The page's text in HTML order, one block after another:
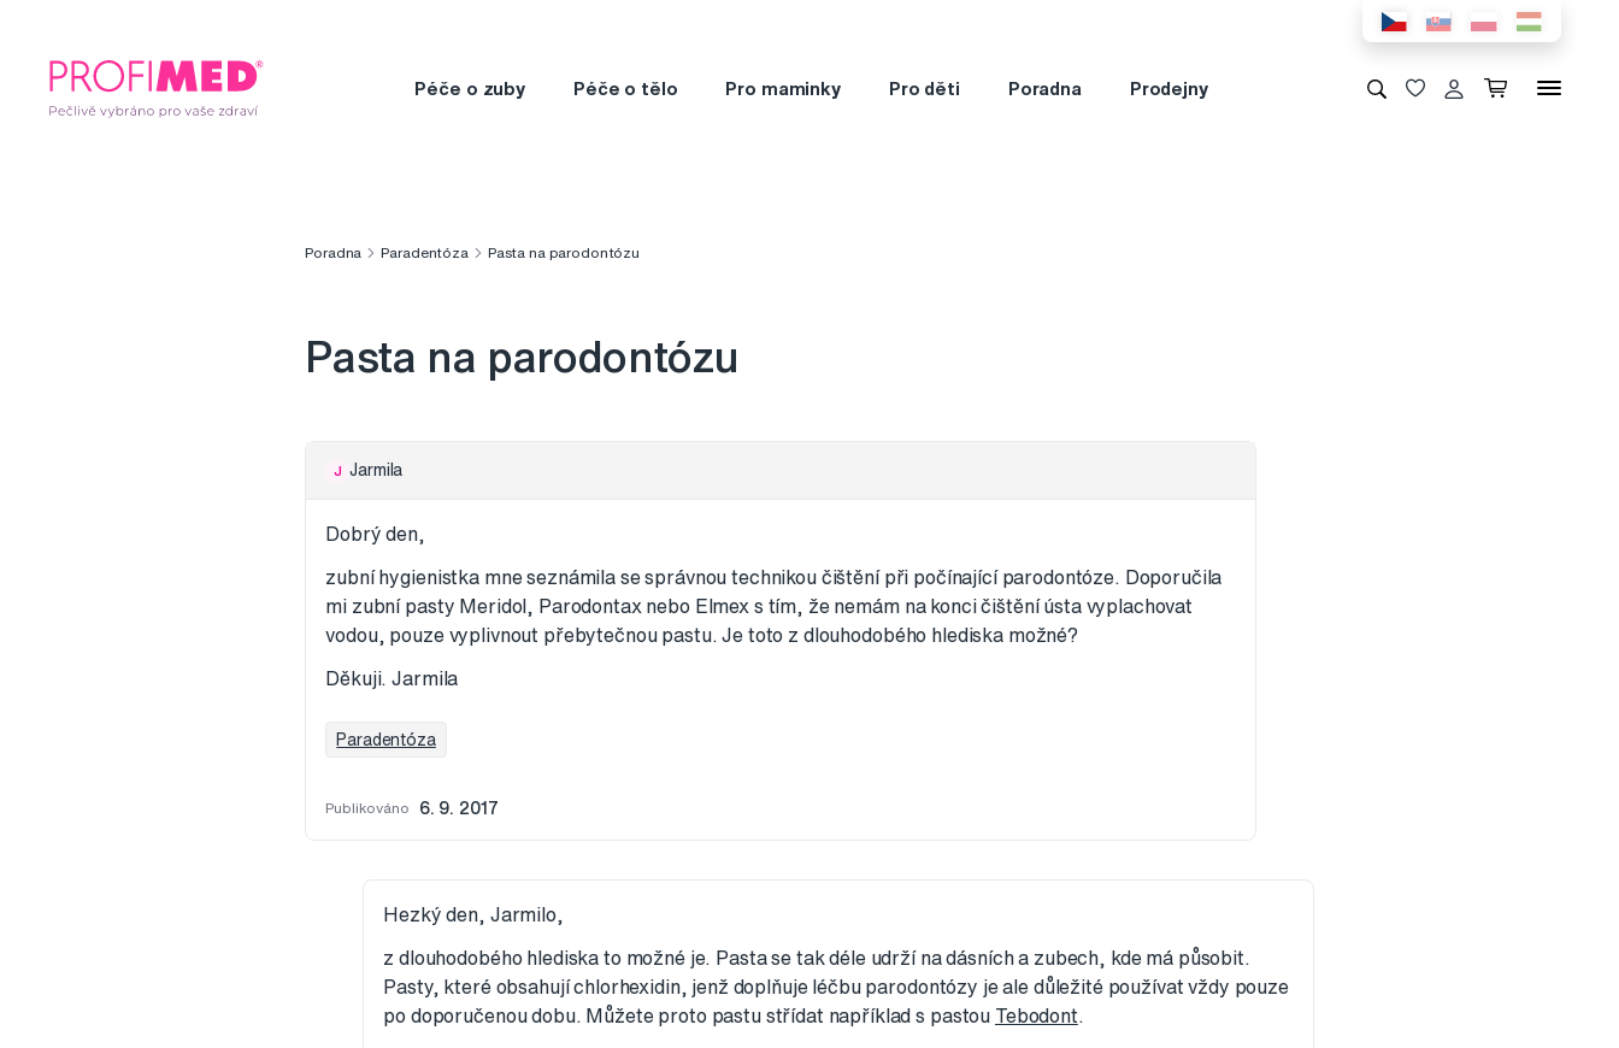
Péče o zuby Péče o tělo Pro maminky Pro děti Poradna Prodejny
Poradna Paradentóza Pasta na parodontózu
Pasta na parodontózu
J Jarmila
Dobrý den,
zubní hygienistka mne seznámila se správnou technikou čištění při počínající parodontóze. Doporučila
mi zubní pasty Meridol, Parodontax nebo Elmex s tím, že nemám na konci čištění ústa vyplachovat
vodou, pouze vyplivnout přebytečnou pastu. Je toto z dlouhodobého hlediska možné?
Děkuji. Jarmila
Paradentóza
Publikováno 6. 9. 2017
Hezký den, Jarmilo,
z dlouhodobého hlediska to možné je. Pasta se tak déle udrží na dásních a zubech, kde má působit.
Pasty, které obsahují chlorhexidin, jenž doplňuje léčbu parodontózy je ale důležité používat vždy pouze
po doporučenou dobu. Můžete proto pastu střídat například s pastou Tebodont.